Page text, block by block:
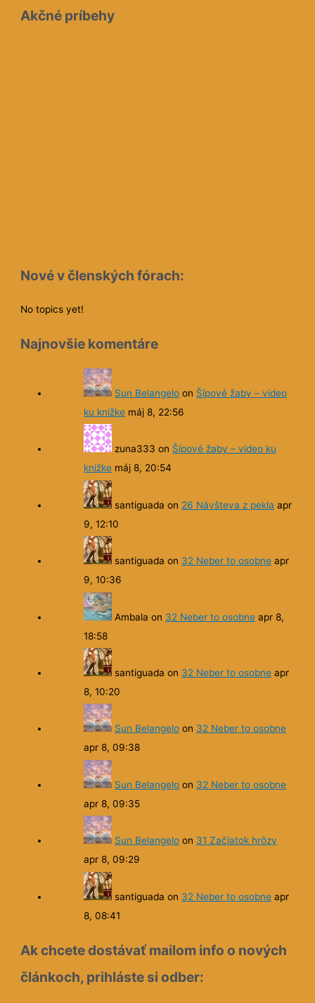
Akčné príbehy
Nové v členských fórach:
No topics yet!
Najnovšie komentáre
Sun Belangelo on Šípové žaby – video
ku knižke máj 8, 22:56
zuna333 on Šípové žaby – video ku
knižke máj 8, 20:54
santiguada on 26 Návšteva z pekla apr
9, 12:10
santiguada on 32 Neber to osobne apr
9, 10:36
Ambala on 32 Neber to osobne apr 8,
18:58
santiguada on 32 Neber to osobne apr
8, 10:20
Sun Belangelo on 32 Neber to osobne
apr 8, 09:38
Sun Belangelo on 32 Neber to osobne
apr 8, 09:35
Sun Belangelo on 31 Začiatok hrôzy
apr 8, 09:29
santiguada on 32 Neber to osobne apr
8, 08:41
Ak chcete dostávať mailom info o nových
článkoch, prihláste si odber: